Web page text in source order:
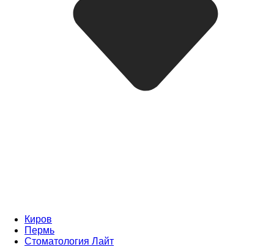
Киров
Пермь
Стоматология Лайт